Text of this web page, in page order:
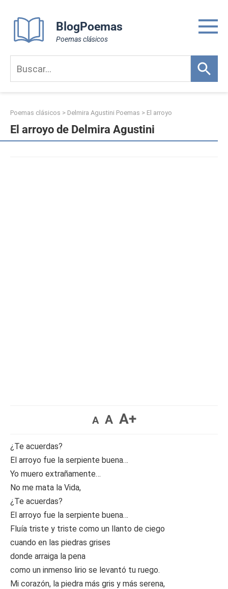
content
BlogPoemas
Poemas clásicos
Poemas clásicos > Delmira Agustini Poemas > El arroyo
El arroyo de Delmira Agustini
A A A+
¿Te acuerdas?
El arroyo fue la serpiente buena…
Yo muero extrañamente…
No me mata la Vida,
¿Te acuerdas?
El arroyo fue la serpiente buena…
Fluía triste y triste como un llanto de ciego
cuando en las piedras grises
donde arraiga la pena
como un inmenso lirio se levantó tu ruego.
Mi corazón, la piedra más gris y más serena,